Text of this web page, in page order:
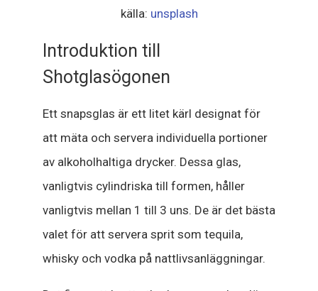
källa: unsplash
Introduktion till
Shotglasögonen
Ett snapsglas är ett litet kärl designat för
att mäta och servera individuella portioner
av alkoholhaltiga drycker. Dessa glas,
vanligtvis cylindriska till formen, håller
vanligtvis mellan 1 till 3 uns. De är det bästa
valet för att servera sprit som tequila,
whisky och vodka på nattlivsanläggningar.